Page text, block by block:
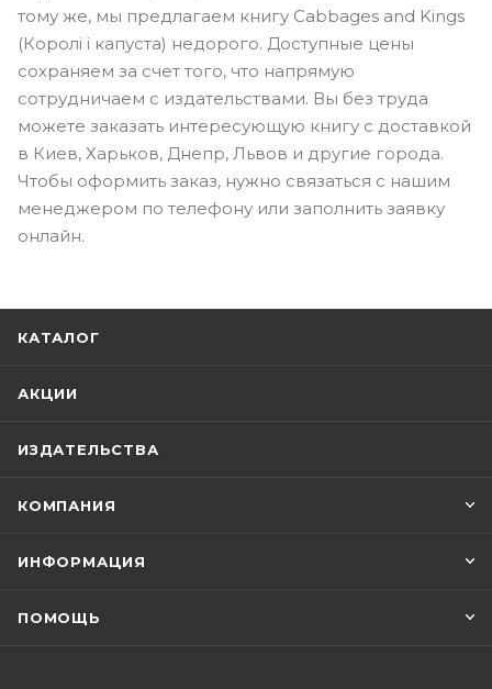
тому же, мы предлагаем книгу Cabbages and Kings
(Королі і капуста) недорого. Доступные цены
сохраняем за счет того, что напрямую
сотрудничаем с издательствами. Вы без труда
можете заказать интересующую книгу с доставкой
в Киев, Харьков, Днепр, Львов и другие города.
Чтобы оформить заказ, нужно связаться с нашим
менеджером по телефону или заполнить заявку
онлайн.
КАТАЛОГ
АКЦИИ
ИЗДАТЕЛЬСТВА
КОМПАНИЯ
ИНФОРМАЦИЯ
ПОМОЩЬ